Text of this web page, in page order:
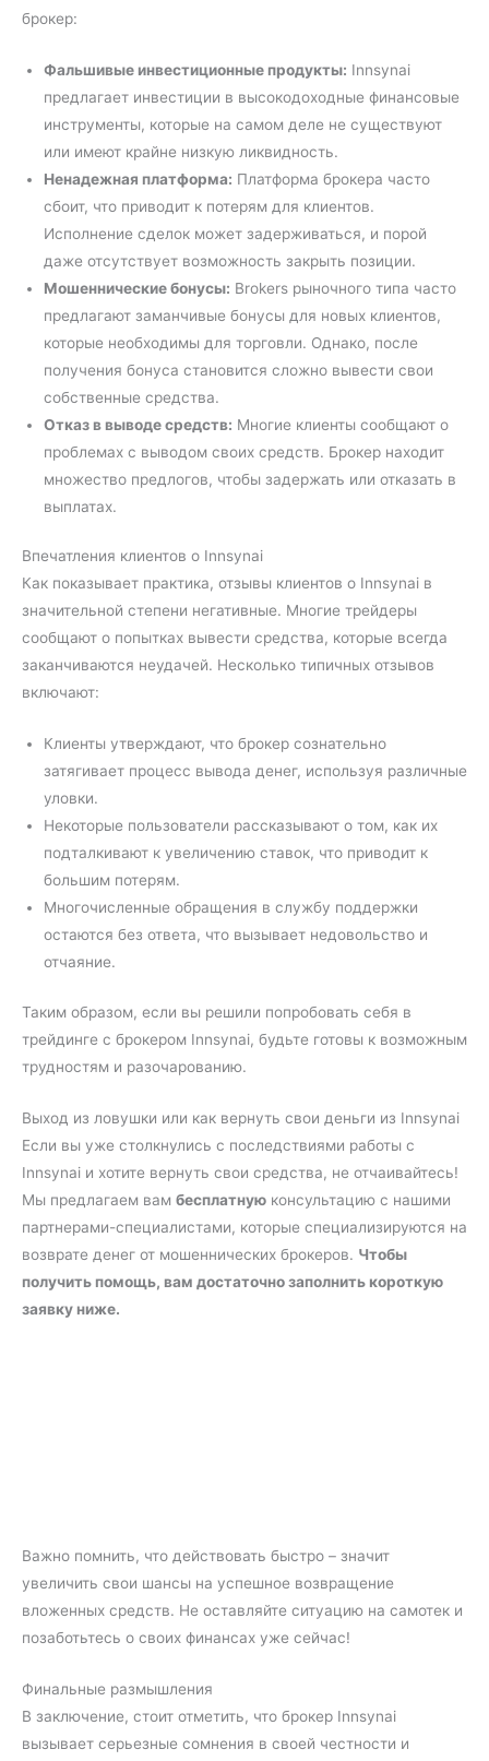
брокер:
Фальшивые инвестиционные продукты: Innsynai
предлагает инвестиции в высокодоходные финансовые
инструменты, которые на самом деле не существуют
или имеют крайне низкую ликвидность.
Ненадежная платформа: Платформа брокера часто
сбоит, что приводит к потерям для клиентов.
Исполнение сделок может задерживаться, и порой
даже отсутствует возможность закрыть позиции.
Мошеннические бонусы: Brokers рыночного типа часто
предлагают заманчивые бонусы для новых клиентов,
которые необходимы для торговли. Однако, после
получения бонуса становится сложно вывести свои
собственные средства.
Отказ в выводе средств: Многие клиенты сообщают о
проблемах с выводом своих средств. Брокер находит
множество предлогов, чтобы задержать или отказать в
выплатах.
Впечатления клиентов о Innsynai
Как показывает практика, отзывы клиентов о Innsynai в
значительной степени негативные. Многие трейдеры
сообщают о попытках вывести средства, которые всегда
заканчиваются неудачей. Несколько типичных отзывов
включают:
Клиенты утверждают, что брокер сознательно
затягивает процесс вывода денег, используя различные
уловки.
Некоторые пользователи рассказывают о том, как их
подталкивают к увеличению ставок, что приводит к
большим потерям.
Многочисленные обращения в службу поддержки
остаются без ответа, что вызывает недовольство и
отчаяние.
Таким образом, если вы решили попробовать себя в
трейдинге с брокером Innsynai, будьте готовы к возможным
трудностям и разочарованию.
Выход из ловушки или как вернуть свои деньги из Innsynai
Если вы уже столкнулись с последствиями работы с
Innsynai и хотите вернуть свои средства, не отчаивайтесь!
Мы предлагаем вам бесплатную консультацию с нашими
партнерами-специалистами, которые специализируются на
возврате денег от мошеннических брокеров. Чтобы
получить помощь, вам достаточно заполнить короткую
заявку ниже.
Важно помнить, что действовать быстро – значит
увеличить свои шансы на успешное возвращение
вложенных средств. Не оставляйте ситуацию на самотек и
позаботьтесь о своих финансах уже сейчас!
Финальные размышления
В заключение, стоит отметить, что брокер Innsynai
вызывает серьезные сомнения в своей честности и